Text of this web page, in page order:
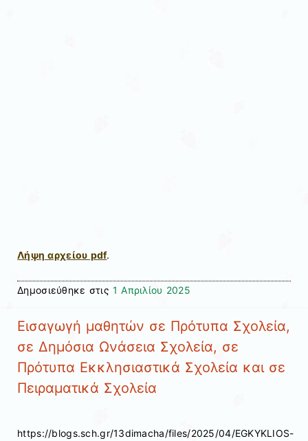
Λήψη αρχείου pdf.
Δημοσιεύθηκε στις 1 Απριλίου 2025
Εισαγωγή μαθητών σε Πρότυπα Σχολεία,
σε Δημόσια Ωνάσεια Σχολεία, σε
Πρότυπα Εκκλησιαστικά Σχολεία και σε
Πειραματικά Σχολεία
https://blogs.sch.gr/13dimacha/files/2025/04/EGKYKLIOS-